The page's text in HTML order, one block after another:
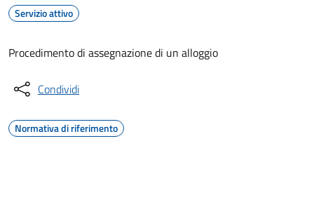
Servizio attivo
Procedimento di assegnazione di un alloggio
Condividi
Normativa di riferimento